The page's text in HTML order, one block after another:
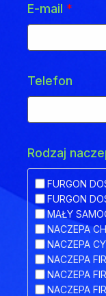
E-mail *
Telefon
Rodzaj
FURGON
FURGON
MAŁY
NACZEPA
NACZEPA
NACZEPA
NACZEPA
NACZEPA